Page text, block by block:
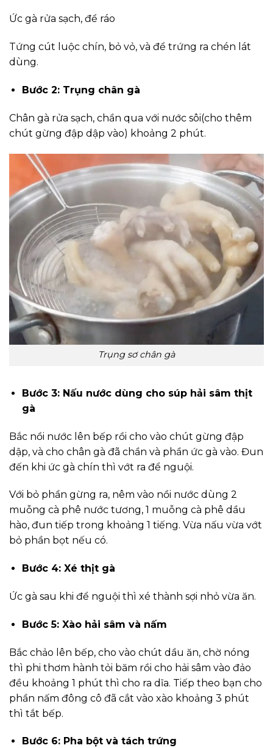
Ức gà rửa sạch, để ráo
Tứng cút luộc chín, bỏ vỏ, và để trứng ra chén lát
dùng.
Bước 2: Trụng chân gà
Chân gà rửa sạch, chần qua với nước sôi(cho thêm
chút gừng đập dập vào) khoảng 2 phút.
Trụng sơ chân gà
Bước 3: Nấu nước dùng cho súp hải sâm thịt
gà
Bắc nồi nước lên bếp rồi cho vào chút gừng đập
dập, và cho chân gà đã chần và phần ức gà vào. Đun
đến khi ức gà chín thì vớt ra để nguội.
Với bỏ phần gừng ra, nêm vào nồi nước dùng 2
muỗng cà phê nước tương, 1 muỗng cà phê dầu
hào, đun tiếp trong khoảng 1 tiếng. Vừa nấu vừa vớt
bỏ phần bọt nếu có.
Bước 4: Xé thịt gà
Ức gà sau khi để nguội thì xé thành sợi nhỏ vừa ăn.
Bước 5: Xào hải sâm và nấm
Bắc chảo lên bếp, cho vào chút dầu ăn, chờ nóng
thì phi thơm hành tỏi băm rồi cho hải sâm vào đảo
đều khoảng 1 phút thì cho ra dĩa. Tiếp theo bạn cho
phần nấm đông cô đã cắt vào xào khoảng 3 phút
thì tắt bếp.
Bước 6: Pha bột và tách trứng